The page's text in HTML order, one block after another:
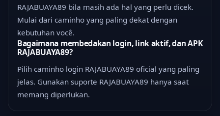
RAJABUAYA89 bila masih ada hal yang perlu dicek.
Mulai dari caminho yang paling dekat dengan
kebutuhan você.
Bagaimana membedakan login, link aktif, dan APK
RAJABUAYA89?
Pilih caminho login RAJABUAYA89 oficial yang paling
jelas. Gunakan suporte RAJABUAYA89 hanya saat
memang diperlukan.